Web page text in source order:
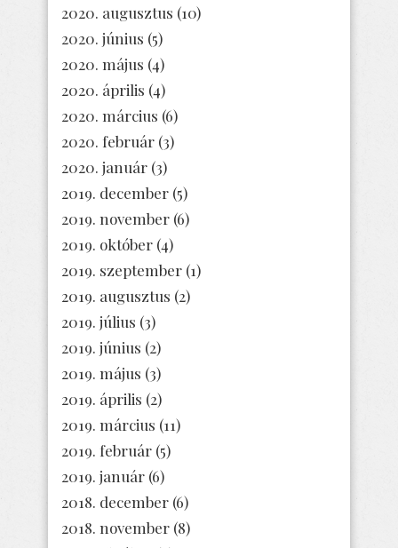
2020. augusztus (10)
2020. június (5)
2020. május (4)
2020. április (4)
2020. március (6)
2020. február (3)
2020. január (3)
2019. december (5)
2019. november (6)
2019. október (4)
2019. szeptember (1)
2019. augusztus (2)
2019. július (3)
2019. június (2)
2019. május (3)
2019. április (2)
2019. március (11)
2019. február (5)
2019. január (6)
2018. december (6)
2018. november (8)